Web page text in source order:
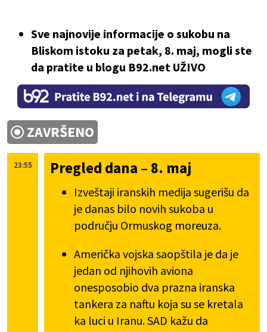
Sve najnovije informacije o sukobu na
Bliskom istoku za petak, 8. maj, mogli ste
da pratite u blogu B92.net UŽIVO
ZAVRŠENO
23:55 Pregled dana – 8. maj
Izveštaji iranskih medija sugerišu da
je danas bilo novih sukoba u
području Ormuskog moreuza.
Američka vojska saopštila je da je
jedan od njihovih aviona
onesposobio dva prazna iranska
tankera za naftu koja su se kretala
ka luci u Iranu. SAD kažu da